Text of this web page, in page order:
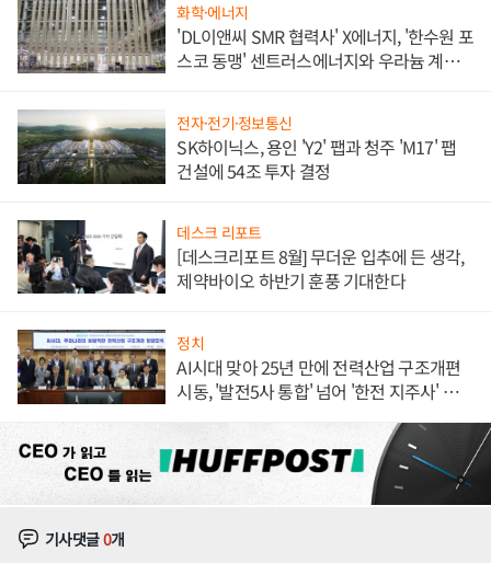
화학·에너지
'DL이앤씨 SMR 협력사' X에너지, '한수원 포
스코 동맹' 센트러스에너지와 우라늄 계약
전자·전기·정보통신
SK하이닉스, 용인 'Y2' 팹과 청주 'M17' 팹
건설에 54조 투자 결정
데스크 리포트
[데스크리포트 8월] 무더운 입추에 든 생각,
제약바이오 하반기 훈풍 기대한다
정치
AI시대 맞아 25년 만에 전력산업 구조개편
시동, '발전5사 통합' 넘어 '한전 지주사' 재편
기사댓글0개